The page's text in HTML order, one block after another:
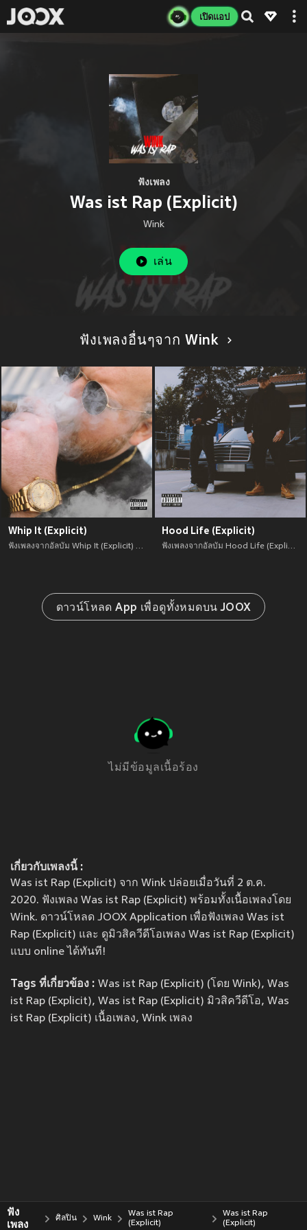
เปิดแอป
ฟังเพลง
Was ist Rap (Explicit)
Wink
เล่น
ฟังเพลงอื่นๆจาก Wink
Whip It (Explicit)
ฟังเพลงจากอัลบัม Whip It (Explicit) เพลงใหม่จาก อัพเดทเพลงใหม่ล่าสุดก่อนใคร ตลอดปี 2021
Hood Life (Explicit)
ฟังเพลงจากอัลบัม Hood Life (Explicit) เพลงใหม่จาก อัพเดทเพลงใหม่ล่าสุดก่อนใคร ตลอดปี 2021
ดาวน์โหลด App เพื่อดูทั้งหมดบน JOOX
ไม่มีข้อมูลเนื้อร้อง
เกี่ยวกับเพลงนี้ :
Was ist Rap (Explicit) จาก Wink ปล่อยเมื่อวันที่ 2 ต.ค.
2020. ฟังเพลง Was ist Rap (Explicit) พร้อมทั้งเนื้อเพลงโดย
Wink. ดาวน์โหลด JOOX Application เพื่อฟังเพลง Was ist
Rap (Explicit) และ ดูมิวสิควีดีโอเพลง Was ist Rap (Explicit)
แบบ online ได้ทันที!
Tags ที่เกี่ยวข้อง : Was ist Rap (Explicit) (โดย Wink), Was
ist Rap (Explicit), Was ist Rap (Explicit) มิวสิควีดีโอ, Was
ist Rap (Explicit) เนื้อเพลง, Wink เพลง
ฟัง
เพลง
ศิลปิน Wink
Was ist Rap
(Explicit)
Was ist Rap
(Explicit)